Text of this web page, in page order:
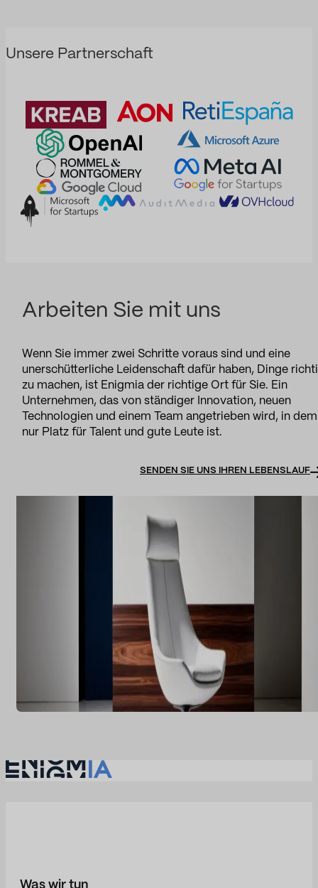
Unsere Partnerschaft
Arbeiten Sie mit uns
Wenn Sie immer zwei Schritte voraus sind und eine
unerschütterliche Leidenschaft dafür haben, Dinge
zu machen, ist Enigmia der richtige Ort für Sie. Ein
Unternehmen, das von ständiger Innovation, neuen
Technologien und einem Team angetrieben wird, in dem
nur Platz für Talent und gute Leute ist.
SENDEN SIE UNS IHREN LEBENSLAUF
Was wir tun